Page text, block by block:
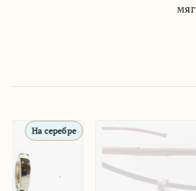
На серебре